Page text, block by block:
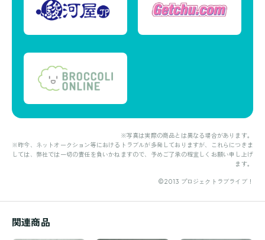
※写真は実際の商品とは異なる場合があります。
※昨今、ネットオークション等におけるトラブルが多発しておりますが、これらにつきま
しては、弊社では一切の責任を負いかねますので、予めご了承の程宜しくお願い申し上げ
ます。
©2013 プロジェクトラブライブ！
関連商品